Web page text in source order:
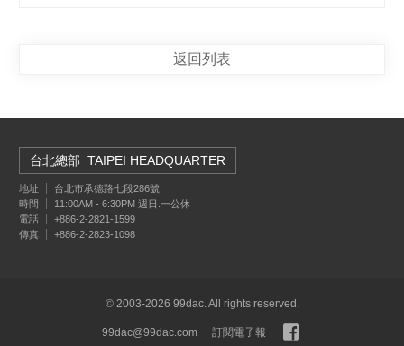
返回列表
台北總部 TAIPEI HEADQUARTER
地址
台北市承德路七段286號
時間
11:00AM - 6:30PM 週日.一公休
電話
+886-2-2821-1599
傳真
+886-2-2823-1098
© 2003-2026 99dac. All rights reserved.
99dac@99dac.com 訂閱電子報